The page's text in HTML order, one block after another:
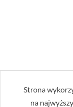
Strona
na